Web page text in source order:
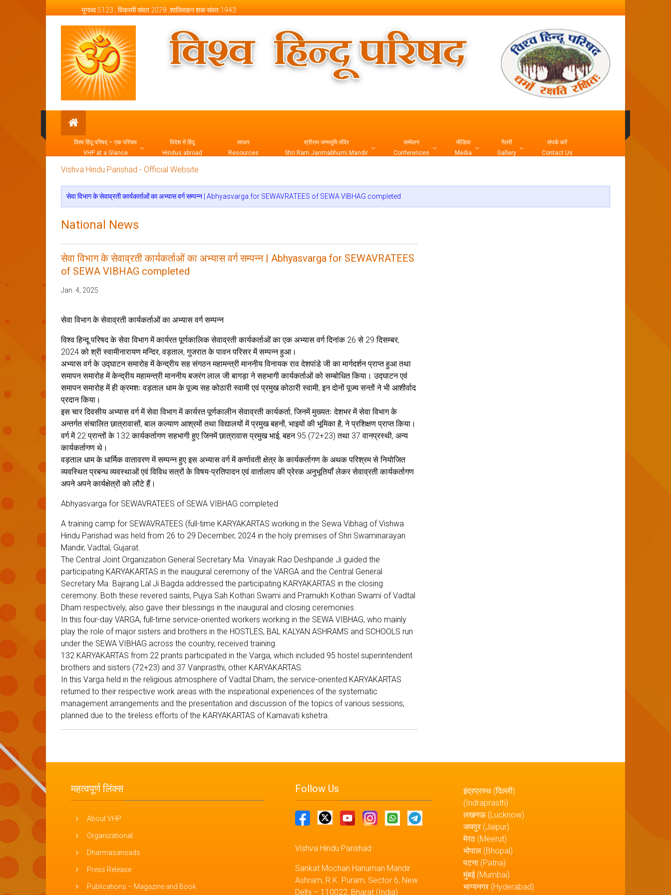
युगाब्द 5123 , विक्रमी संवत 2078 ,शालिवाहन शक संवत 1943
Vishva Hindu Parishad – Official Website
विश्व हिंदू परिषद् – एक परिचय
VHP at a Glance
विदेश में हिंदू
Hindus abroad
साधन
Resources
श्रीराम जन्मभूमि मंदिर
Shri Ram Janmabhumi Mandir
सम्मेलन
Conferences
मीडिया
Media
गैलरी
Gallery
संपर्क करें
Contact Us
Vishva Hindu Parishad - Official Website
सेवा विभाग के सेवाव्रती कार्यकर्ताओं का अभ्यास वर्ग सम्पन्न | Abhyasvarga for SEWAVRATEES of SEWA VIBHAG completed
National News
सेवा विभाग के सेवाव्रती कार्यकर्ताओं का अभ्यास वर्ग सम्पन्न | Abhyasvarga for SEWAVRATEES
of SEWA VIBHAG completed
Jan. 4, 2025
सेवा विभाग के सेवाव्रती कार्यकर्ताओं का अभ्यास वर्ग सम्पन्न
विश्व हिन्दू परिषद के सेवा विभाग में कार्यरत पूर्णकालिक सेवाव्रती कार्यकर्ताओं का एक अभ्यास वर्ग दिनांक 26 से 29 दिसम्बर,
2024 को श्री स्वामीनारायण मन्दिर, वड़ताल, गुजरात के पावन परिसर में सम्पन्न हुआ।
अभ्यास वर्ग के उद्घाटन समारोह में केन्द्रीय सह संगठन महामन्त्री माननीय विनायक राव देशपांडे जी का मार्गदर्शन प्राप्त हुआ तथा
समापन समारोह में केन्द्रीय महामन्त्री माननीय बजरंग लाल जी बागड़ा ने सहभागी कार्यकर्ताओं को सम्बोधित किया। उद्घाटन एवं
समापन समारोह में ही क्रमशः वड़ताल धाम के पूज्य सह कोठारी स्वामी एवं प्रमुख कोठारी स्वामी, इन दोनों पूज्य सन्तों ने भी आशीर्वाद
प्रदान किया।
इस चार दिवसीय अभ्यास वर्ग में सेवा विभाग में कार्यरत पूर्णकालीन सेवाव्रती कार्यकर्ता, जिनमें मुख्यतः देशभर में सेवा विभाग के
अन्तर्गत संचालित छात्रावासों, बाल कल्याण आश्रमों तथा विद्यालयों में प्रमुख बहनों, भाइयों की भूमिका है, ने प्रशिक्षण प्राप्त किया।
वर्ग में 22 प्रान्तों के 132 कार्यकर्तागण सहभागी हुए जिनमें छात्रावास प्रमुख भाई, बहन 95 (72+23) तथा 37 वानप्रस्थी, अन्य
कार्यकर्तागण थे।
वड़ताल धाम के धार्मिक वातावरण में सम्पन्न हुए इस अभ्यास वर्ग में कर्णावती क्षेत्र के कार्यकर्तागण के अथक परिश्रम से नियोजित
व्यवस्थित प्रबन्ध व्यवस्थाओं एवं विविध सत्रों के विषय-प्रतिपादन एवं वार्तालाप की प्रेरक अनुभूतियाँ लेकर सेवाव्रती कार्यकर्तागण
अपने अपने कार्यक्षेत्रों को लौटे हैं।
Abhyasvarga for SEWAVRATEES of SEWA VIBHAG completed
A training camp for SEWAVRATEES (full-time KARYAKARTAS working in the Sewa Vibhag of Vishwa
Hindu Parishad was held from 26 to 29 December, 2024 in the holy premises of Shri Swaminarayan
Mandir, Vadtal, Gujarat.
The Central Joint Organization General Secretary Ma. Vinayak Rao Deshpande Ji guided the
participating KARYAKARTAS in the inaugural ceremony of the VARGA and the Central General
Secretary Ma. Bajrang Lal Ji Bagda addressed the participating KARYAKARTAS in the closing
ceremony. Both these revered saints, Pujya Sah Kothari Swami and Pramukh Kothari Swami of Vadtal
Dham respectively, also gave their blessings in the inaugural and closing ceremonies.
In this four-day VARGA, full-time service-oriented workers working in the SEWA VIBHAG, who mainly
play the role of major sisters and brothers in the HOSTLES, BAL KALYAN ASHRAMS and SCHOOLS run
under the SEWA VIBHAG across the country, received training.
132 KARYAKARTAS from 22 prants participated in the Varga, which included 95 hostel superintendent
brothers and sisters (72+23) and 37 Vanprasthi, other KARYAKARTAS.
In this Varga held in the religious atmosphere of Vadtal Dham, the service-oriented KARYAKARTAS
returned to their respective work areas with the inspirational experiences of the systematic
management arrangements and the presentation and discussion of the topics of various sessions,
planned due to the tireless efforts of the KARYAKARTAS of Karnavati kshetra.
महत्वपूर्ण लिंक्स
About VHP
Organizational
Dharmasansads
Press Release
Publications – Magazine and Book
Follow Us
Vishva Hindu Parishad
Sankat Mochan Hanuman Mandir
Ashram, R.K. Puram, Sector 6, New
Delhi – 110022, Bharat (India)
इंद्रप्रस्थ (दिल्ली)
(Indraprasth)
लखनऊ (Lucknow)
जयपुर (Jaipur)
मेरठ (Meerut)
भोपाल (Bhopal)
पटना (Patna)
मुंबई (Mumbai)
भाग्यनगर (Hyderabad)